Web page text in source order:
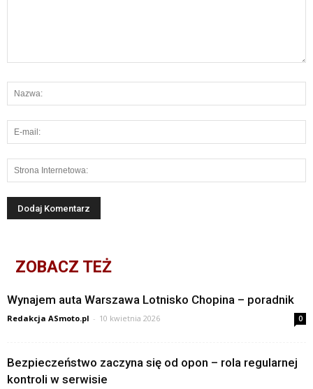
ZOBACZ TEŻ
Wynajem auta Warszawa Lotnisko Chopina – poradnik
Redakcja ASmoto.pl - 10 kwietnia 2026 0
Bezpieczeństwo zaczyna się od opon – rola regularnej
kontroli w serwisie